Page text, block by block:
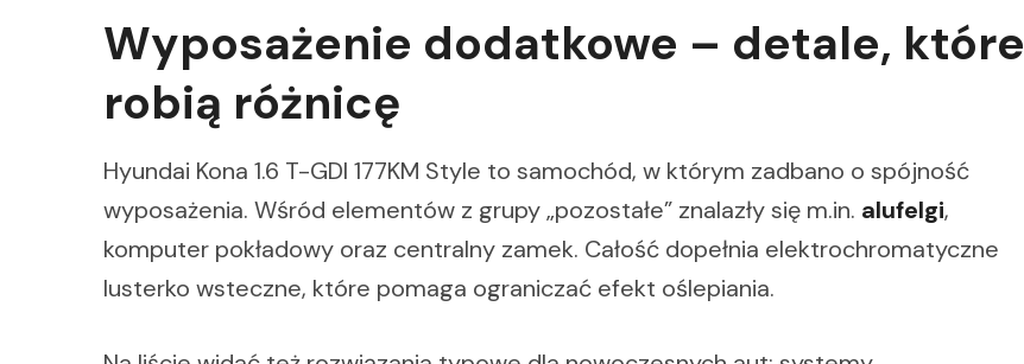
Wyposażenie dodatkowe – detale, które
robią różnicę
Hyundai Kona 1.6 T-GDI 177KM Style to samochód, w którym zadbano o spójność
wyposażenia. Wśród elementów z grupy „pozostałe” znalazły się m.in. alufelgi,
komputer pokładowy oraz centralny zamek. Całość dopełnia elektrochromatyczne
lusterko wsteczne, które pomaga ograniczać efekt oślepiania.